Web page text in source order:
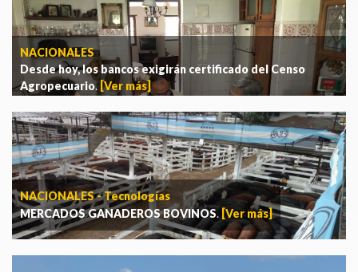
NACIONALES
Desde hoy, los bancos exigirán certificado del Censo
Agropecuario. [Ver más]
NACIONALES - Tecnologías
MERCADOS GANADEROS BOVINOS. [Ver más]